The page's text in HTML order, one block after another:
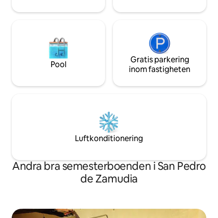
Pool
Gratis parkering
inom fastigheten
Luftkonditionering
Andra bra semesterboenden i San Pedro
de Zamudia